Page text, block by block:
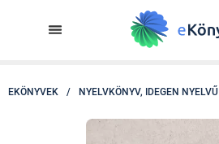
EKÖNYVEK / NYELVKÖNYV, IDEGEN NYELVŰ